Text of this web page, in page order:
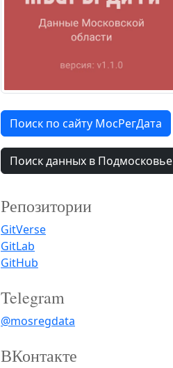
Поиск по сайту МосРегДата
Поиск данных в Подмосковье
Репозитории
GitVerse
GitLab
GitHub
Telegram
@mosregdata
ВКонтакте